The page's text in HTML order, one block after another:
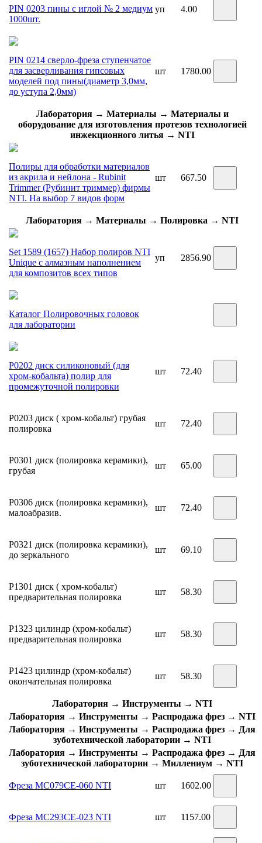
PIN 0203 пины с иглой № 2 медиум
1000шт.
уп 4.00
PIN 0214 сверло-фреза ступенчатое
для засверливания гипсовых
моделей под пины(диаметр 3,0мм,
до уступа 2,0мм)
шт 1780.00
Лаборатория → Материалы → Материалы и
оборудование для изготовления протезов технологией
инжекционного литья → NTI
Полиры для обработки материалов
из акрила и нейлона - Rubinit
Trimmer (Рубинит триммер) фирмы
NTI. На выбор 7 видов форм
шт 667.50
Лаборатория → Материалы → Полировка → NTI
Set 1589 (1657) Набор полиров NTI
Unique с алмазным наполнением
для композитов всех типов
уп 2856.90
Каталог Полировочных головок
для лаборатории
Р0202 диск силиконовый (для
хром-кобальта) полир для
промежуточной полировки
шт 72.40
Р0203 диск ( хром-кобальт) грубая
полировка
шт 72.40
Р0301 диск (полировка керамики),
грубая
шт 65.00
Р0306 диск (полировка керамики),
малоабразив.
шт 72.40
Р0321 диск (полировка керамики),
до зеркального
шт 69.10
Р1301 диск ( хром-кобальт)
предварительная полировка
шт 58.30
Р1323 цилиндр (хром-кобальт)
предварительная полировка
шт 58.30
Р1423 цилиндр (хром-кобальт)
окончательная полировка
шт 58.30
Лаборатория → Инструменты → NTI
Лаборатория → Инструменты → Распродажа фрез → NTI
Лаборатория → Инструменты → Распродажа фрез → Для
зуботехнической лаборатории → NTI
Лаборатория → Инструменты → Распродажа фрез → Для
зуботехнической лаборатории → Миллениум → NTI
Фреза MC079CE-060 NTI шт 1602.00
Фреза MC293CE-023 NTI шт 1157.00